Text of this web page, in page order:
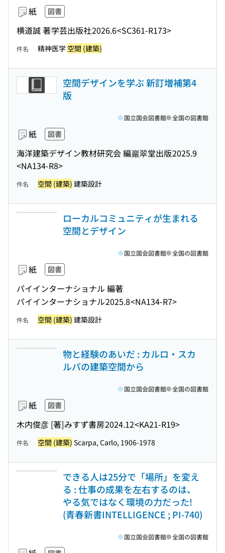
紙 図書
横道誠 著学芸出版社2026.6<SC361-R173>
件名 精神医学 空間 (建築)
空間デザインを学ぶ 新訂増補第4
版
紙 図書
海洋建築デザイン教材研究会 編巖翠堂出版2025.9
<NA134-R8>
国立国会図書館 全国の図書館
件名 空間 (建築) 建築設計
ローカルコミュニティが生まれる
空間とデザイン
紙 図書
パイインターナショナル 編著
パイインターナショナル2025.8<NA134-R7>
国立国会図書館 全国の図書館
件名 空間 (建築) 建築設計
物と経験のあいだ : カルロ・スカ
ルパの建築空間から
紙 図書
木内俊彦 [著]みすず書房2024.12<KA21-R19>
国立国会図書館 全国の図書館
件名 空間 (建築) Scarpa, Carlo, 1906-1978
できる人は25分で「場所」を変え
る : 仕事の成果を左右するのは、
やる気ではなく環境の力だった!
(青春新書INTELLIGENCE ; PI-740)
国立国会図書館 全国の図書館